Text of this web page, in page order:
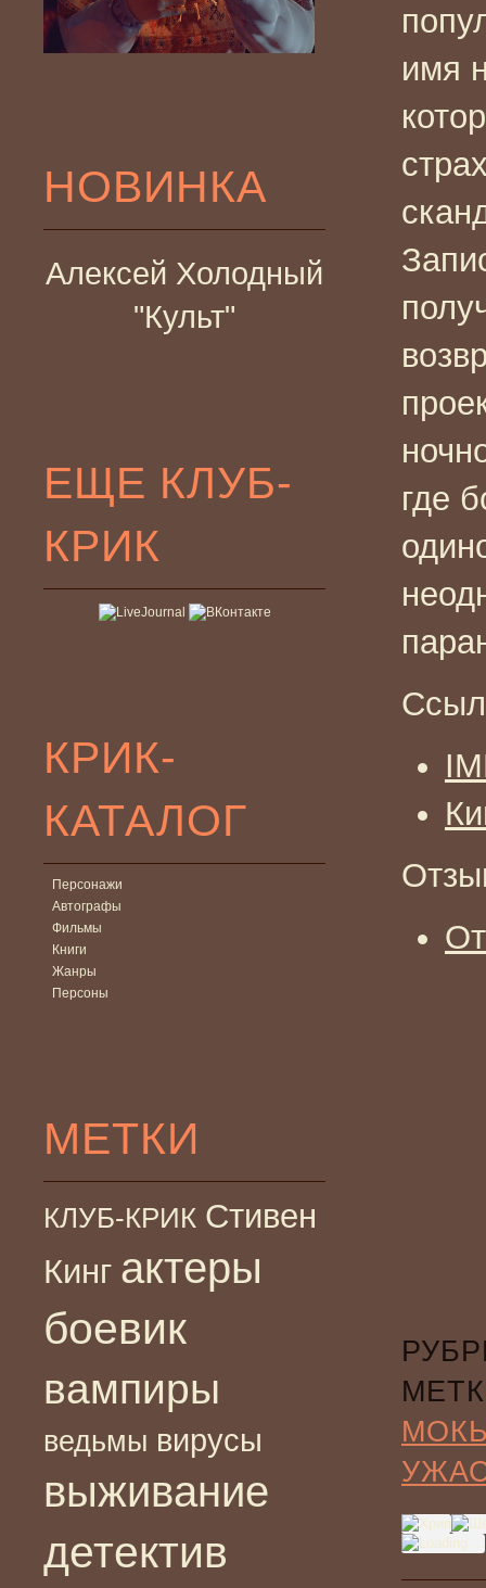
НОВИНКА
Алексей Холодный
"Культ"
ЕЩЕ КЛУБ-
КРИК
КРИК-
КАТАЛОГ
Персонажи
Автографы
Фильмы
Книги
Жанры
Персоны
МЕТКИ
КЛУБ-КРИК Стивен
Кинг актеры
боевик
вампиры
ведьмы вирусы
выживание
детектив
имя
где